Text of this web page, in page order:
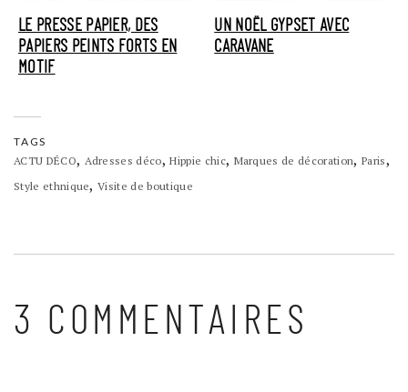
LE PRESSE PAPIER, DES
PAPIERS PEINTS FORTS EN
MOTIF
UN NOËL GYPSET AVEC
CARAVANE
TAGS
ACTU DÉCO, Adresses déco,Hippie chic, Marques de décoration, Paris,
Style ethnique,Visite de boutique
3 COMMENTAIRES